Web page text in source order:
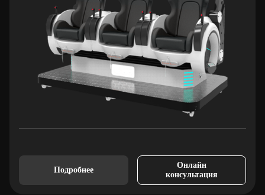
Подробнее
Онлайн
консультация